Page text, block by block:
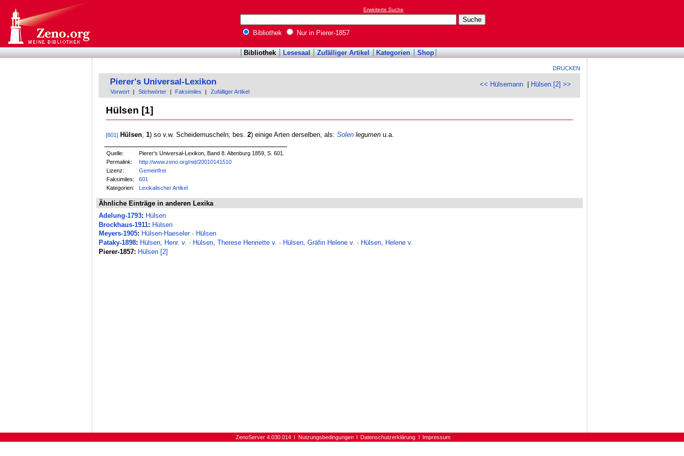
Erweiterte Suche
Bibliothek Nur in Pierer-1857
Bibliothek Lesesaal Zufälliger Artikel Kategorien Shop
DRUCKEN
<< Hülsemann Hülsen [2] >>
Pierer's Universal-Lexikon
Vorwort Stichwörter Faksimiles Zufälliger Artikel
Hülsen [1]
[601] Hülsen, 1) so v.w. Scheidemuscheln; bes. 2) einige Arten derselben, als: Solenlegumenu.a.
Quelle:
Pierer's Universal-Lexikon, Band 8. Altenburg 1859, S. 601.
Permalink:
http://www.zeno.org/nid/20010141510
Lizenz:
Gemeinfrei
Faksimiles:
601
Kategorien:
Lexikalischer Artikel
Ähnliche Einträge in anderen Lexika
Adelung-1793: Hülsen
Brockhaus-1911: Hülsen
Meyers-1905: Hülsen-Haeseler· Hülsen
Pataky-1898: Hülsen, Henr. v. · Hülsen, Therese Henriette v. · Hülsen, Gräfin Helene v. · Hülsen, Helene v.
Pierer-1857: Hülsen [2]
ZenoServer 4.030.014 Nutzungsbedingungen Datenschutzerklärung Impressum